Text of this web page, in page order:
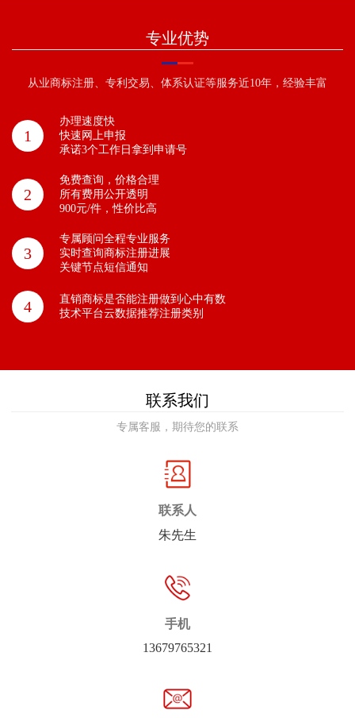
专业优势
从业商标注册、专利交易、体系认证等服务近10年，经验丰富
1
办理速度快
快速网上申报
承诺3个工作日拿到申请号
2
免费查询，价格合理
所有费用公开透明
900元/件，性价比高
3
专属顾问全程专业服务
实时查询商标注册进展
关键节点短信通知
4
直销商标是否能注册做到心中有数
技术平台云数据推荐注册类别
联系我们
专属客服，期待您的联系
联系人
朱先生
手机
13679765321